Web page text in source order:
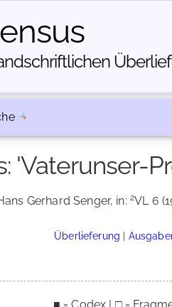
'Vaterunser-
Gerhard Senger, in: 2VL 6
Überlieferung |